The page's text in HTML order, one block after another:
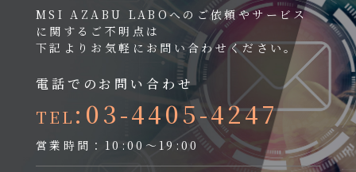
MSI AZABU LABOへのご依頼やサービス
に関するご不明点は
下記よりお気軽にお問い合わせください。
電話でのお問い合わせ
TEL :03-4405-4247
営業時間：10:00～19:00